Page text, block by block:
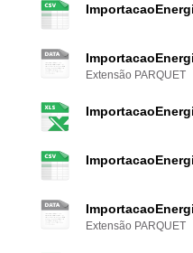
Extensão PARQUET
Extensão PARQUET